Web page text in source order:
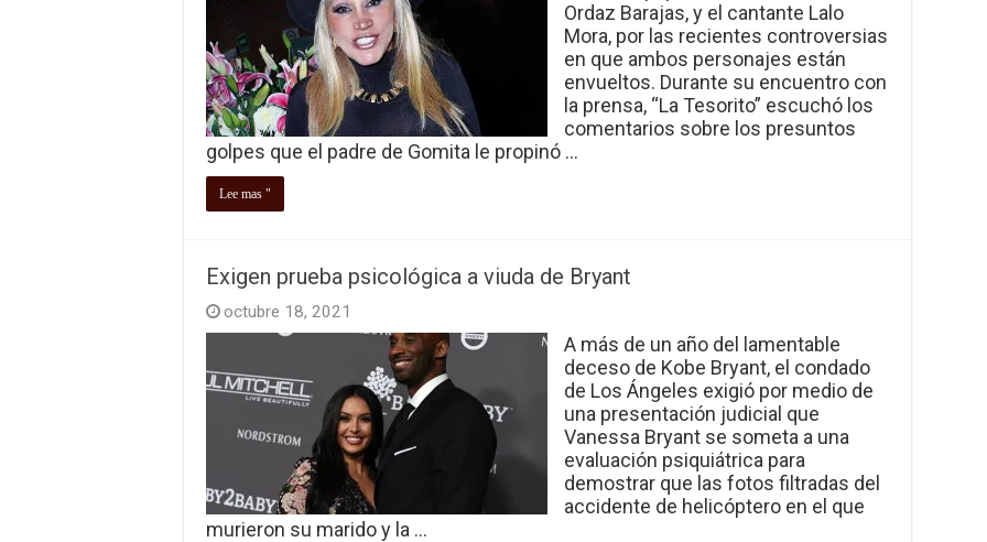
Ordaz Barajas, y el cantante Lalo
Mora, por las recientes controversias
en que ambos personajes están
envueltos. Durante su encuentro con
la prensa, “La Tesorito” escuchó los
comentarios sobre los presuntos
golpes que el padre de Gomita le propinó …
Lee mas "
Exigen prueba psicológica a viuda de Bryant
octubre 18, 2021
A más de un año del lamentable
deceso de Kobe Bryant, el condado
de Los Ángeles exigió por medio de
una presentación judicial que
Vanessa Bryant se someta a una
evaluación psiquiátrica para
demostrar que las fotos filtradas del
accidente de helicóptero en el que
murieron su marido y la …